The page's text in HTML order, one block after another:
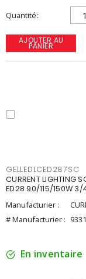
Quantité
AJOUTER AU
PANIER
GELLEDLCED287SC
CURRENT LIGHTING
ED28 90/115/150W 3/
Manufacturier :
# Manufacturier :
En inventaire